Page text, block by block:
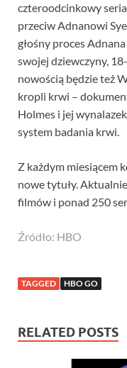
czteroodcinkowy
przeciw Adnanowi
głośny proces
swojej dziewczyny,
nowością będzie też
kropli krwi –
Holmes i jej
system badania krwi.
Z każdym miesiącem
nowe tytuły.
filmów i ponad 250
Źródło: HBO
TAGGED HBO GO
RELATED POSTS